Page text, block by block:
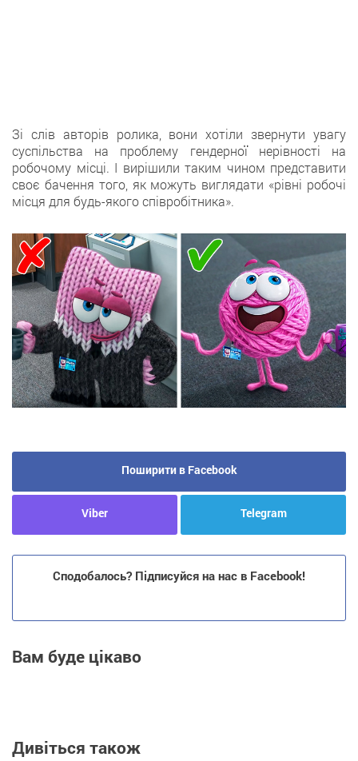
Зі слів авторів ролика, вони хотіли звернути увагу
суспільства на проблему гендерної нерівності на
робочому місці. І вирішили таким чином представити
своє бачення того, як можуть виглядати «рівні робочі
місця для будь-якого співробітника».
Поширити в Facebook
Viber Telegram
Сподобалось? Підписуйся на нас в Facebook!
Вам буде цікаво
Дивіться також